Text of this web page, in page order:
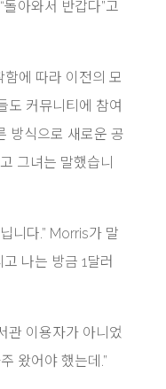
아와서 반갑다”고
에 따라 이전의 모
도 커뮤니티에 참여
방식으로 새로운 공
그녀는 말했습니
니다.” Morris가 말
나는 방금 1달러
관 이용자가 아니었
왔어야 했는데.”